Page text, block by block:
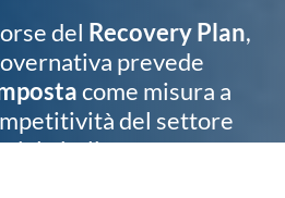
del Recovery Plan,
prevede
come misura a
del settore
italiano